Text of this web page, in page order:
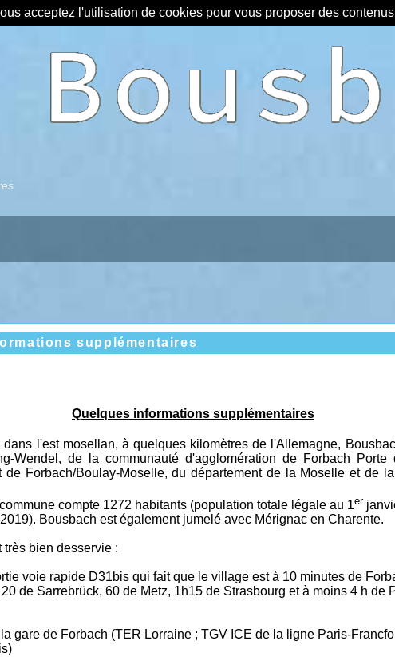
acceptez l'utilisation de cookies pour vous proposer des
supplémentaires
Quelques informations supplémentaires
dans l'est mosellan, à quelques kilomètres de l'Allemagne,
Wendel, de la communauté d'agglomération de Forbach Porte
de Forbach/Boulay-Moselle, du département de la Moselle et de
compte 1272 habitants (population totale légale au 1er
Bousbach est également jumelé avec Mérignac en Charente.
très bien desservie :
voie rapide D31bis qui fait que le village est à 10 minutes de
de Sarrebrück, 60 de Metz, 1h15 de Strasbourg et à moins 4 h de
gare de Forbach (TER Lorraine ; TGV ICE de la ligne Paris-